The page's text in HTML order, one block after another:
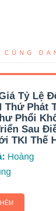
CÙNG
Tỷ Lệ
Thứ Phát
Phổi
Sau
TKI Thế
Hoàng